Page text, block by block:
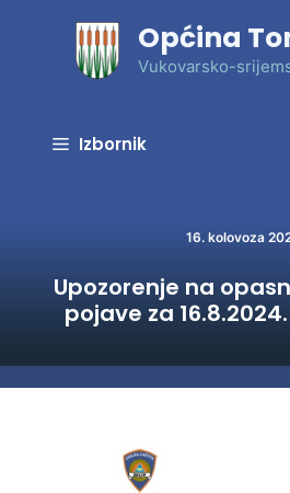
Općina
Vukovarsko-
Izbornik
16. kolovoza
Upozorenje na
pojave za